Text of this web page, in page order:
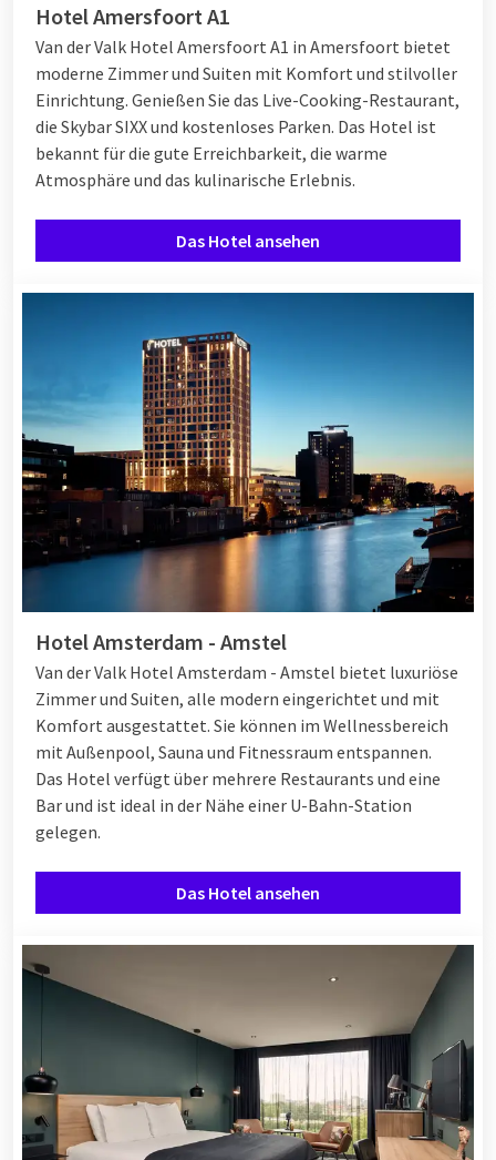
Hotel Amersfoort A1
Van der Valk Hotel Amersfoort A1 in Amersfoort bietet
moderne Zimmer und Suiten mit Komfort und stilvoller
Einrichtung. Genießen Sie das Live-Cooking-Restaurant,
die Skybar SIXX und kostenloses Parken. Das Hotel ist
bekannt für die gute Erreichbarkeit, die warme
Atmosphäre und das kulinarische Erlebnis.
Das Hotel ansehen
Hotel Amsterdam - Amstel
Van der Valk Hotel Amsterdam - Amstel bietet luxuriöse
Zimmer und Suiten, alle modern eingerichtet und mit
Komfort ausgestattet. Sie können im Wellnessbereich
mit Außenpool, Sauna und Fitnessraum entspannen.
Das Hotel verfügt über mehrere Restaurants und eine
Bar und ist ideal in der Nähe einer U-Bahn-Station
gelegen.
Das Hotel ansehen